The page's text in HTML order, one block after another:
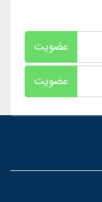
عضویت
عضویت